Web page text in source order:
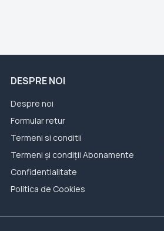
DESPRE NOI
Despre noi
Formular retur
Termeni si conditii
Termeni și condiții Abonamente
Confidentialitate
Politica de Cookies